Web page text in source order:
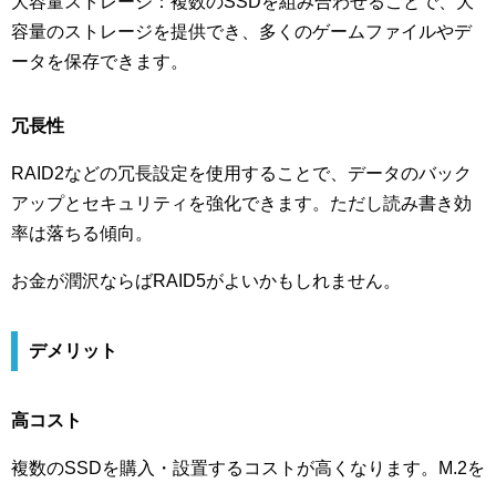
容量のストレージを提供でき、多くのゲームファイルやデ
ータを保存できます。
冗長性
RAID2などの冗長設定を使用することで、データのバック
アップとセキュリティを強化できます。ただし読み書き効
率は落ちる傾向。
お金が潤沢ならばRAID5がよいかもしれません。
デメリット
高コスト
複数のSSDを購入・設置するコストが高くなります。M.2を